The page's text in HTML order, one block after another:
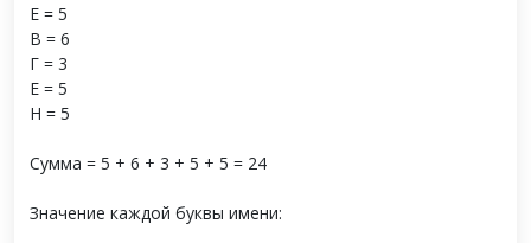
Е = 5
В = 6
Г = 3
Е = 5
Н = 5
Сумма = 5 + 6 + 3 + 5 + 5 = 24
Значение каждой буквы имени: